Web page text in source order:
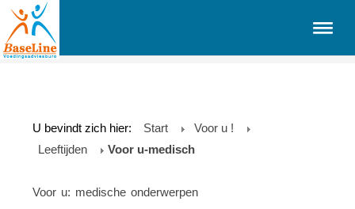
U bevindt zich hier: Start
Voor u !
Leeftijden
Voor u-medisch
Voor u: medische onderwerpen